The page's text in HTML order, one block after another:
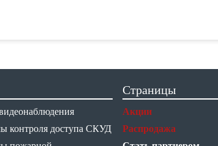
контроля доступа СКУД
Страницы
Акции
Распродажа